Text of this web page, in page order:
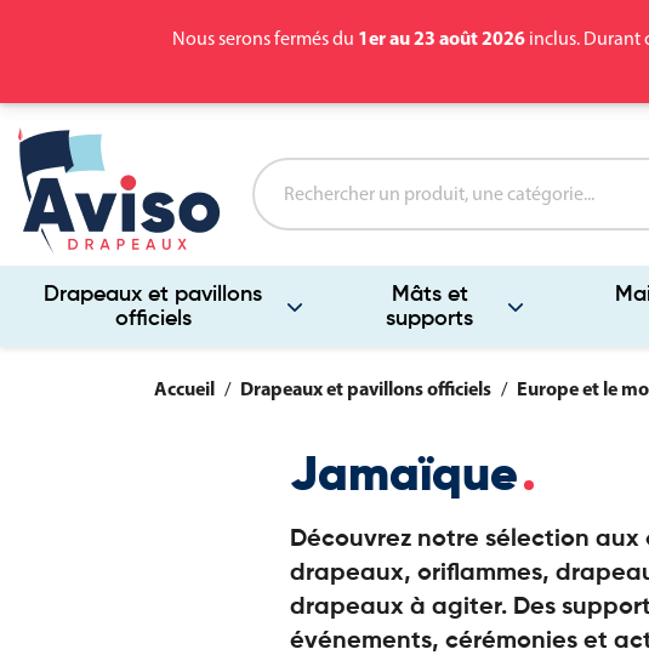
Nous serons fermés du 1er au 23 août 2026 inclus. Durant
Drapeaux et pavillons
officiels
Mâts et
supports
Accueil Drapeaux et pavillons officiels Europe et le
Jamaïque
Découvrez notre sélection
drapeaux, oriflammes,
drapeaux à agiter. Des
événements, cérémonies et